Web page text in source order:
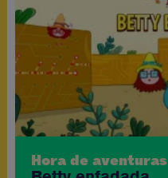
Hora de aventuras